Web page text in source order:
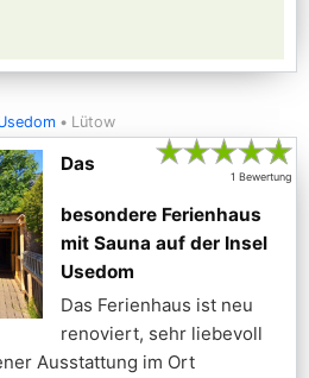
Lütow
★★★★★
1 Bewertung
Das
besondere Ferienhaus
mit Sauna auf der Insel
Usedom
Das Ferienhaus ist neu
renoviert, sehr liebevoll
Ausstattung im Ort